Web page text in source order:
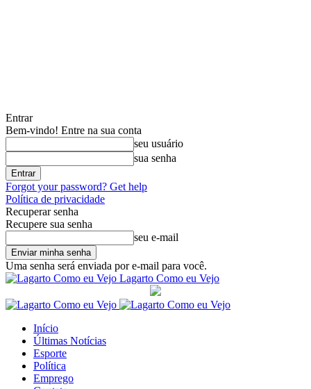
Entrar
Bem-vindo! Entre na sua conta
seu usuário
sua senha
Forgot your password? Get help
Política de privacidade
Recuperar senha
Recupere sua senha
seu e-mail
Uma senha será enviada por e-mail para você.
Lagarto Como eu Vejo
Início
Últimas Notícias
Esporte
Política
Emprego